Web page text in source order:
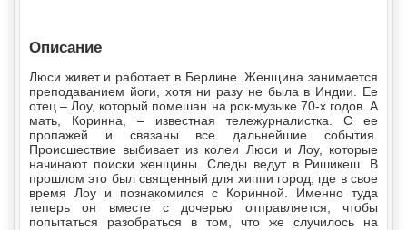
Описание
Люси живет и работает в Берлине. Женщина занимается
преподаванием йоги, хотя ни разу не была в Индии. Ее
отец – Лоу, который помешан на рок-музыке 70-х годов. А
мать, Коринна, – известная тележурналистка. С ее
пропажей и связаны все дальнейшие события.
Происшествие выбивает из колеи Люси и Лоу, которые
начинают поиски женщины. Следы ведут в Ришикеш. В
прошлом это был священный для хиппи город, где в свое
время Лоу и познакомился с Коринной. Именно туда
теперь он вместе с дочерью отправляется, чтобы
попытаться разобраться в том, что же случилось на